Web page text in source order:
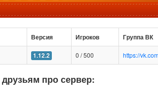
Версия Игроков Группа ВК
1.12.2 0 / 500 https://
про сервер: